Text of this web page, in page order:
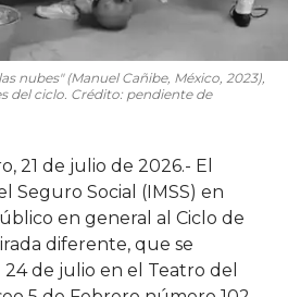
nubes" (Manuel Cañibe, México, 2023),
del ciclo. Crédito: pendiente de
21 de julio de 2026.- El
Seguro Social (IMSS) en
en general al Ciclo de
diferente, que se
de julio en el Teatro del